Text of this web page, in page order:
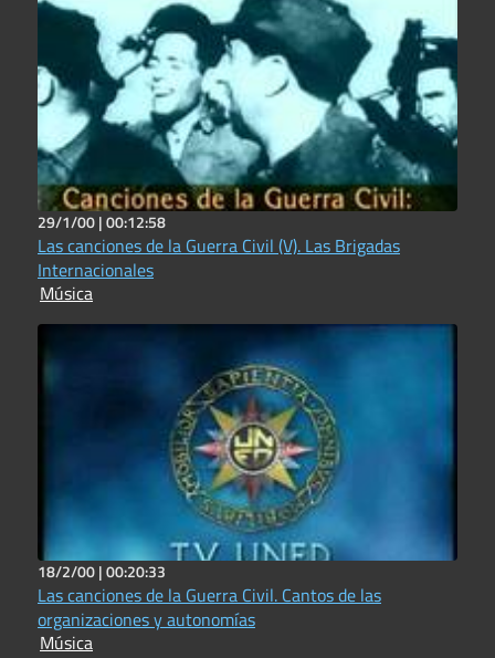
29/1/00 |00:12:58
Las canciones de la Guerra Civil (V). Las Brigadas
Internacionales
Música
18/2/00 |00:20:33
Las canciones de la Guerra Civil. Cantos de las
organizaciones y autonomías
Música